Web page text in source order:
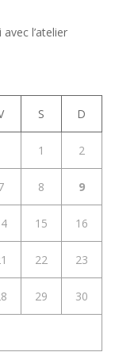
l’atelier
S D
1 2
8 9
15 16
22 23
29 30